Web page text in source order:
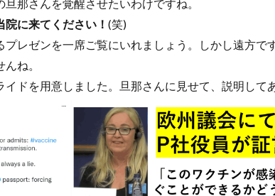
旦那さんを覚醒させたいわけですね。
院に来てください！ (笑)
プレゼンを一席ご覧にいれましょう。しかし遠方で
ね。
イドを用意しました。旦那さんに見せて、説明して